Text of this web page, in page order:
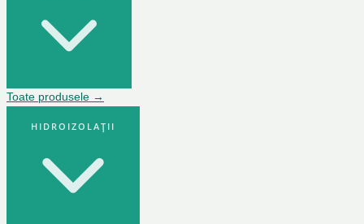
Toate produsele →
HIDROIZOLAȚII